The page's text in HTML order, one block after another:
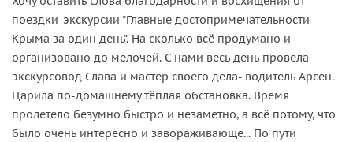
поездки-экскурсии "Главные достопримечательности
Крыма за один день". На сколько всё продумано и
организовано до мелочей. С нами весь день провела
экскурсовод Слава и мастер своего дела- водитель Арсен.
Царила по-домашнему тёплая обстановка. Время
пролетело безумно быстро и незаметно, а всё потому, что
было очень интересно и завораживающе... По пути